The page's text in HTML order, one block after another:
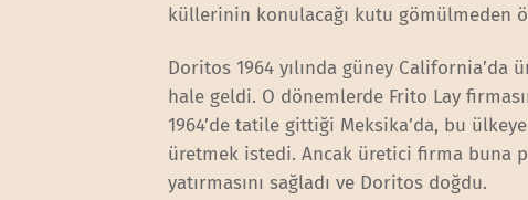
küllerinin konulacağı kutu gömülmeden
Doritos 1964 yılında güney
hale geldi. O dönemlerde Frito Lay
1964’de tatile gittiği Meksika’da, bu
üretmek istedi. Ancak üretici firma buna
yatırmasını sağladı ve Doritos doğdu.